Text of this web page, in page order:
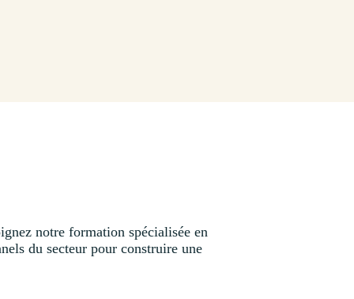
notre formation spécialisée en
du secteur pour construire une